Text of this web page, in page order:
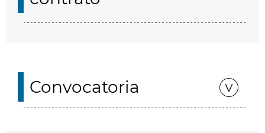
Convocatoria